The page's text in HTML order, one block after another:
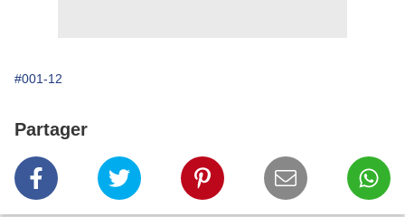
#001-12
Partager